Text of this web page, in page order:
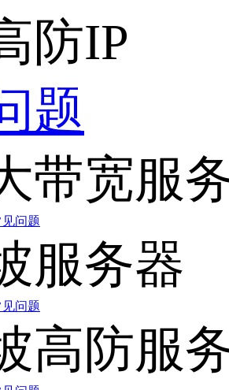
防IP
题
带宽服
问题
服务器
问题
高防服